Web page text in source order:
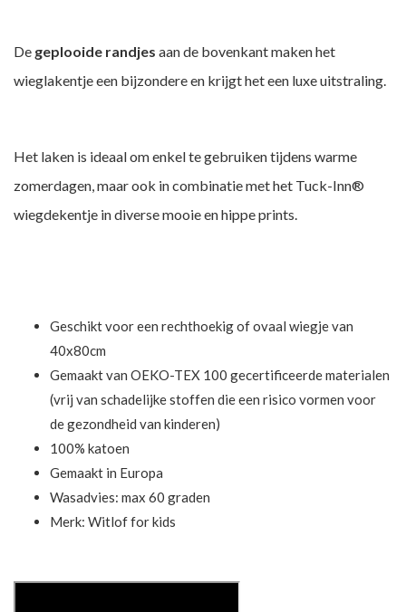
De geplooide randjes aan de bovenkant maken het
wieglakentje een bijzondere en krijgt het een luxe uitstraling.
Het laken is ideaal om enkel te gebruiken tijdens warme
zomerdagen, maar ook in combinatie met het Tuck-Inn®
wiegdekentje in diverse mooie en hippe prints.
Geschikt voor een rechthoekig of ovaal wiegje van
40x80cm
Gemaakt van OEKO-TEX 100 gecertificeerde materialen
(vrij van schadelijke stoffen die een risico vormen voor
de gezondheid van kinderen)
100% katoen
Gemaakt in Europa
Wasadvies: max 60 graden
Merk: Witlof for kids